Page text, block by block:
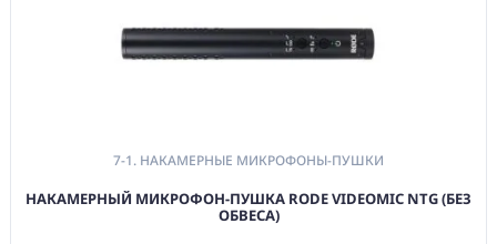
7-1. НАКАМЕРНЫЕ МИКРОФОНЫ-ПУШКИ
НАКАМЕРНЫЙ МИКРОФОН-ПУШКА RODE VIDEOMIC NTG (БЕЗ
ОБВЕСА)